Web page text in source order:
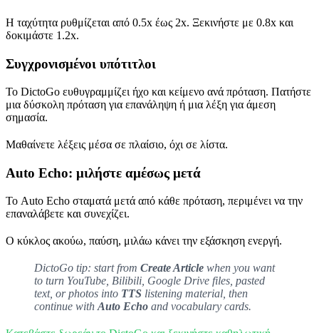
Η ταχύτητα ρυθμίζεται από 0.5x έως 2x. Ξεκινήστε με 0.8x και
δοκιμάστε 1.2x.
Συγχρονισμένοι υπότιτλοι
Το DictoGo ευθυγραμμίζει ήχο και κείμενο ανά πρόταση. Πατήστε
μια δύσκολη πρόταση για επανάληψη ή μια λέξη για άμεση
σημασία.
Μαθαίνετε λέξεις μέσα σε πλαίσιο, όχι σε λίστα.
Auto Echo: μιλήστε αμέσως μετά
Το Auto Echo σταματά μετά από κάθε πρόταση, περιμένει να την
επαναλάβετε και συνεχίζει.
Ο κύκλος ακούω, παύση, μιλάω κάνει την εξάσκηση ενεργή.
DictoGo tip: start from Create Article when you want
to turn YouTube, Bilibili, Google Drive files, pasted
text, or photos into TTS listening material, then
continue with Auto Echo and vocabulary cards.